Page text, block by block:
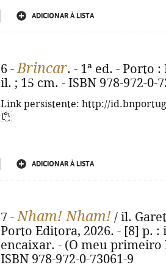
ADICIONAR À LISTA
6 -Brincar. - 1ª ed. - Porto
il. ; 15 cm. - ISBN 978-972-0-
Link persistente: http://
ADICIONAR À LISTA
7 -Nham! Nham! / il.
Porto Editora, 2026. - [8] p. :
encaixar. - (O meu primeiro
ISBN 978-972-0-73061-9